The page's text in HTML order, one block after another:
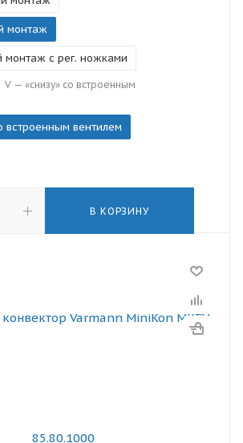
монтаж
монтаж с рег. ножками
V — «снизу» со встроенным
встроенным вентилем
В КОРЗИНУ